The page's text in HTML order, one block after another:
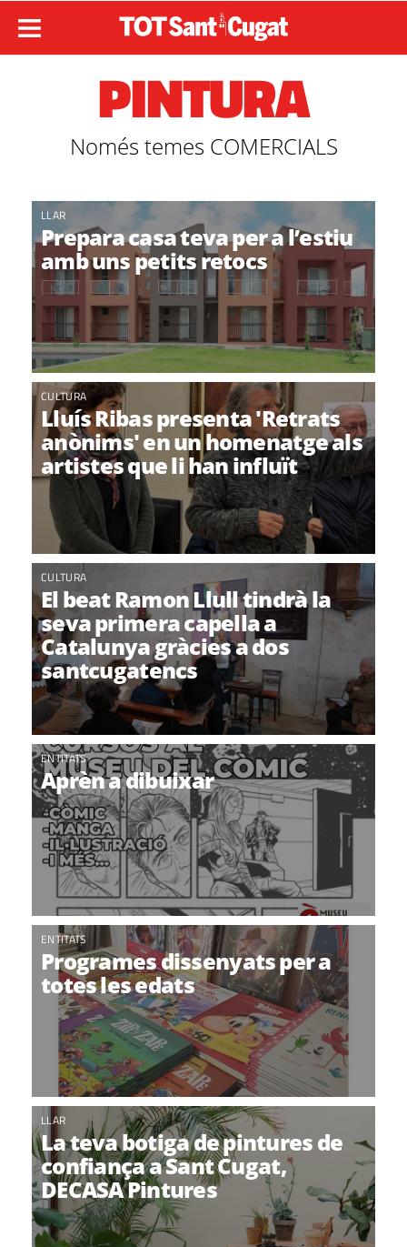
PINTURA
Només temes COMERCIALS
LLAR
Prepara casa teva per a l’estiu
amb uns petits retocs
CULTURA
Lluís Ribas presenta 'Retrats
anònims' en un homenatge als
artistes que li han influït
CULTURA
El beat Ramon Llull tindrà la
seva primera capella a
Catalunya gràcies a dos
santcugatencs
ENTITATS
Aprèn a dibuixar
ENTITATS
Programes dissenyats per a
totes les edats
LLAR
La teva botiga de pintures de
confiança a Sant Cugat,
DECASA Pintures